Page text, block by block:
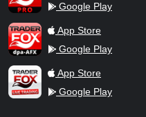
Google Play
TraderFox dpa-AFX ProFeed
App Store
Google Play
TraderFox Live Trading
App Store
Google Play